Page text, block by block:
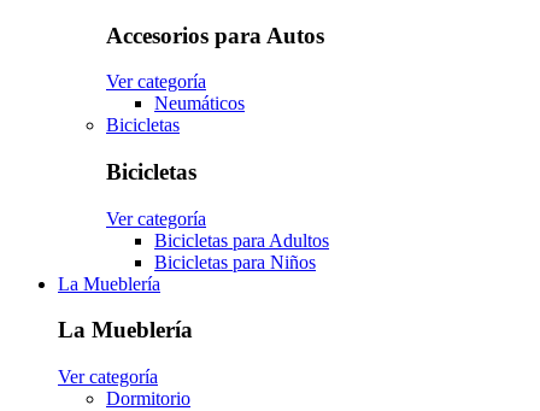
Accesorios para Autos
Ver categoría
Neumáticos
Bicicletas
Bicicletas
Ver categoría
Bicicletas para Adultos
Bicicletas para Niños
La Mueblería
La Mueblería
Ver categoría
Dormitorio